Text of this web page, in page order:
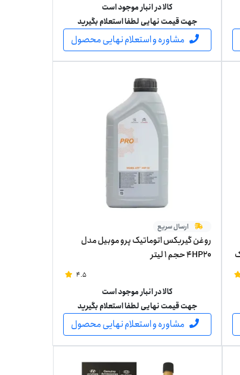
کالا در انبار موجود است
جهت قیمت نهایی لطفا استعلام بگیرید
مشاوره و استعلام نهایی محصول
ارسال سریع
روغن گیربکس اتوماتیک پرو موبیل مدل
4HP20 حجم 1 لیتر
4.5
کالا در انبار موجود است
جهت قیمت نهایی لطفا استعلام بگیرید
مشاوره و استعلام نهایی محصول